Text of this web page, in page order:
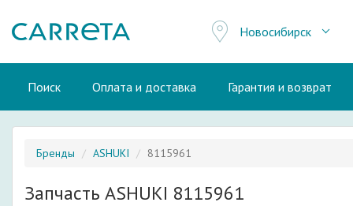
Новосибирск
Поиск Оплата и доставка Гарантия и возврат
Бренды ASHUKI 8115961
Запчасть ASHUKI 8115961